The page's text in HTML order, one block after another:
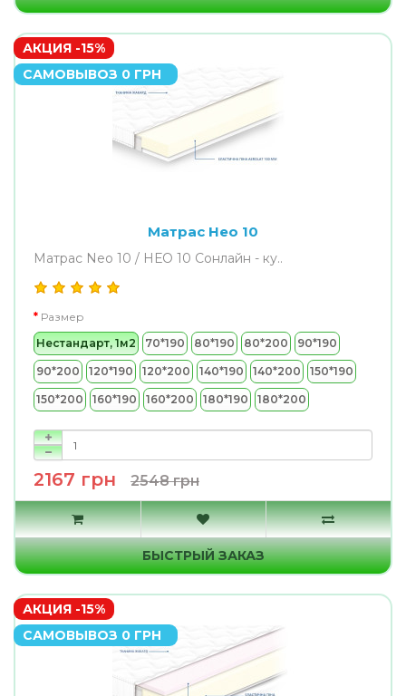
АКЦИЯ -15%
САМОВЫВОЗ 0 ГРН
Матрас Нео 10
Матрас Neo 10 / НЕО 10 Сонлайн - ку..
Размер
Нестандарт, 1м2
70*190 80*190 80*200 90*190
90*200 120*190 120*200 140*190 140*200 150*190
150*200 160*190 160*200 180*190 180*200
2167 грн 2548 грн
БЫСТРЫЙ ЗАКАЗ
АКЦИЯ -15%
САМОВЫВОЗ 0 ГРН